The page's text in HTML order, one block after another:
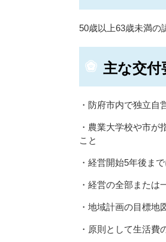
50歳以上63歳未満の
主な交付
・防府市内で独立自
・農業大学校や市
こと
・経営開始5年後ま
・経営の全部また
・地域計画の目標
・原則として生活費